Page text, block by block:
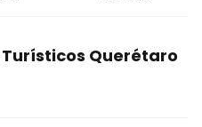
Querétaro